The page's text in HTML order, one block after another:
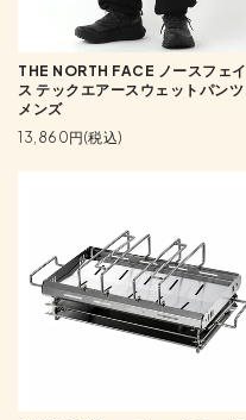
THE NORTH FACE ノースフェイ
ス テックエアースウェットパンツ
メンズ
13,860円(税込)